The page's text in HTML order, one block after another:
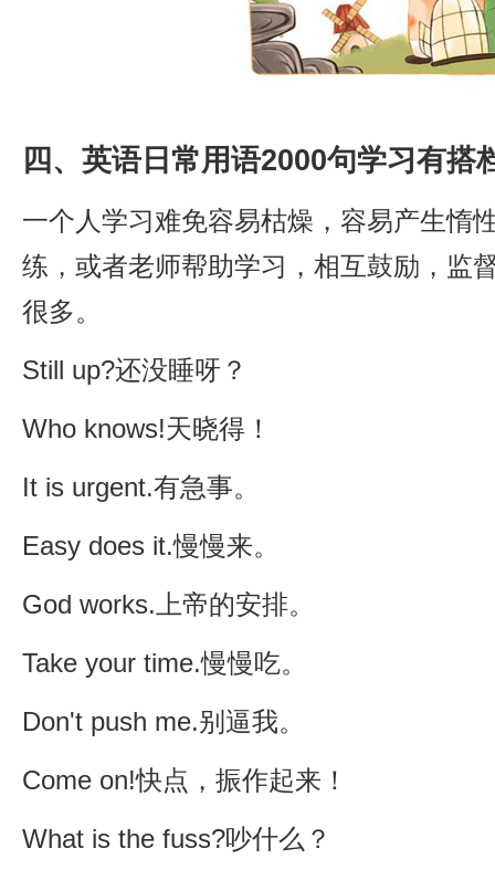
四、英语日常用语2000句学习有搭
一个人学习难免容易枯燥，容易产生惰
练，或者老师帮助学习，相互鼓励，监
很多。
Still up?还没睡呀？
Who knows!天晓得！
It is urgent.有急事。
Easy does it.慢慢来。
God works.上帝的安排。
Take your time.慢慢吃。
Don't push me.别逼我。
Come on!快点，振作起来！
What is the fuss?吵什么？